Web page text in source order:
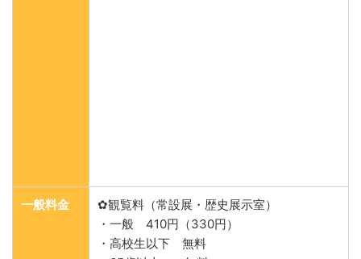
一般料金
✿観覧料（常設展・歴史展示室）
・一般 410円（330円）
・高校生以下 無料